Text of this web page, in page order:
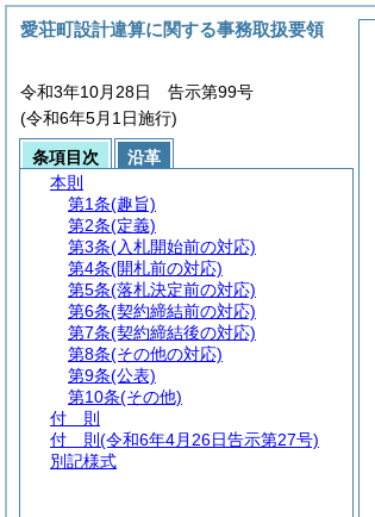
愛荘町設計違算に関する事務取扱要領
令和3年10月28日 告示第99号
(令和6年5月1日施行)
条項目次
沿革
本則
第1条(趣旨)
第2条(定義)
第3条(入札開始前の対応)
第4条(開札前の対応)
第5条(落札決定前の対応)
第6条(契約締結前の対応)
第7条(契約締結後の対応)
第8条(その他の対応)
第9条(公表)
第10条(その他)
付 則
付 則 (令和6年4月26日告示第27号)
別記様式